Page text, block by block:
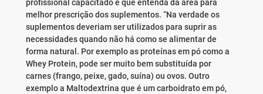
profissional capacitado e que entenda da área para
melhor prescrição dos suplementos. “Na verdade os
suplementos deveriam ser utilizados para suprir as
necessidades quando não há como se alimentar de
forma natural. Por exemplo as proteínas em pó como a
Whey Protein, pode ser muito bem substituída por
carnes (frango, peixe, gado, suína) ou ovos. Outro
exemplo a Maltodextrina que é um carboidrato em pó,